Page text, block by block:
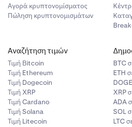
Αγορά κρυπτονομίσματος
Πώληση κρυπτονομισμάτων
Αναζήτηση τιμών
Τιμή Βitcoin
Τιμή Ethereum
Τιμή Dogecoin
Τιμή XRP
Τιμή Cardano
Τιμή Solana
Τιμή Litecoin
BTC
ETH
XRP
ADA
SOL
LTC